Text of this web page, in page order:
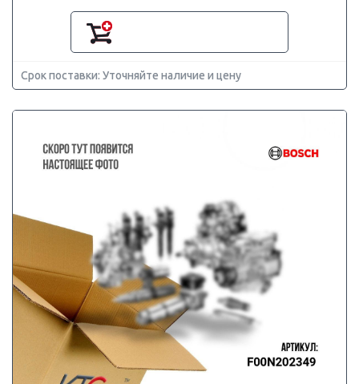
Срок поставки: Уточняйте наличие и цену